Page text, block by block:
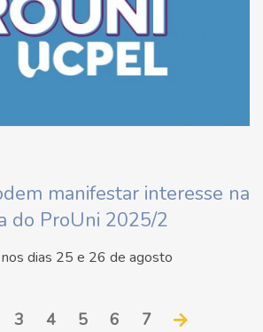
manifestar interesse na
do ProUni 2025/2
dias 25 e 26 de agosto
3 4 5 6 7